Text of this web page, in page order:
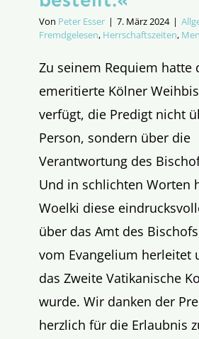
Von Peter Esser | 7. März 2024 |
Fremdgelesen, Herrschaftszeiten,
Zu seinem Requiem hatte
emeritierte Kölner
verfügt, die Predigt nicht
Person, sondern über die
Verantwortung des
Und in schlichten Worten
Woelki diese
über das Amt des
vom Evangelium herleitet
das Zweite Vatikanische
wurde. Wir danken der
herzlich für die Erlaubnis